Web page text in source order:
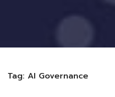
Tag: AI Governance